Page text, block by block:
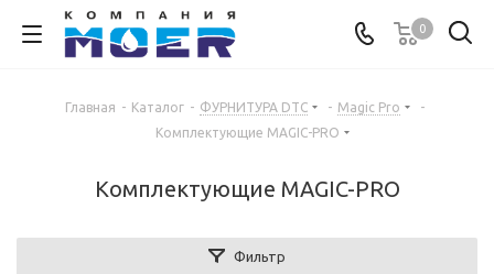
0
Главная - Каталог - ФУРНИТУРА DTC - Magic Pro
-
Комплектующие MAGIC-PRO
Комплектующие MAGIC-PRO
Фильтр